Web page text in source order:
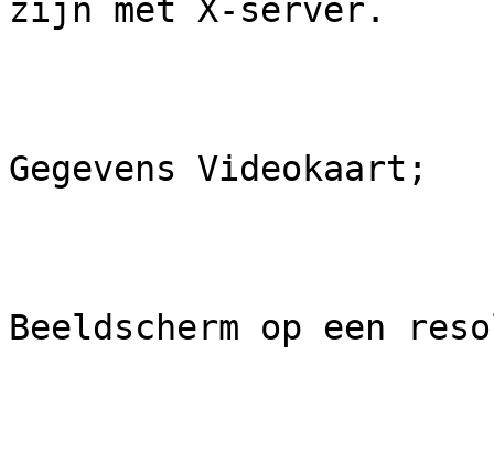
zijn met X-server.
Gegevens Videokaart;
Beeldscherm op een